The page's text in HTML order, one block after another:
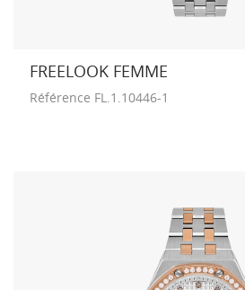
FREELOOK FEMME
Référence FL.1.10446-1